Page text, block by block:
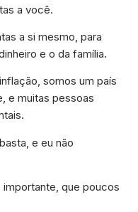
a você.
a si mesmo, para
e o da família.
somos um país
e muitas pessoas
e eu não
importante, que poucos